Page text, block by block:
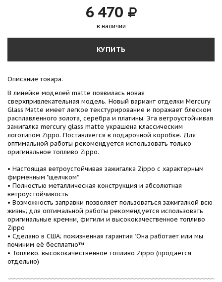
6 470
в наличии
КУПИТЬ
Описание товара:
В линейке моделей matte появилась новая
сверхпривлекательная модель. Новый вариант отделки Mercury
Glass Matte имеет легкое текстурирование и поражает блеском
расплавленного золота, серебра и платины. Эта ветроустойчивая
зажигалка mercury glass matte украшена классическим
логотипом Zippo. Поставляется в подарочной коробке. Для
оптимальной работы рекомендуется использовать только
оригинальное топливо Zippo.
• Настоящая ветроустойчивая зажигалка Zippo с характерным
фирменным "щелчком"
• Полностью металлическая конструкция и абсолютная
ветроустойчивость
• Возможность заправки позволяет пользоваться зажигалкой всю
жизнь; для оптимальной работы рекомендуется использовать
оригинальные кремни, фитили и высококачественное топливо
Zippo
• Сделано в США; пожизненная гарантия "Она работает или мы
починим её бесплатно™
• Топливо: высококачественное топливо Zippo (продаётся
отдельно)